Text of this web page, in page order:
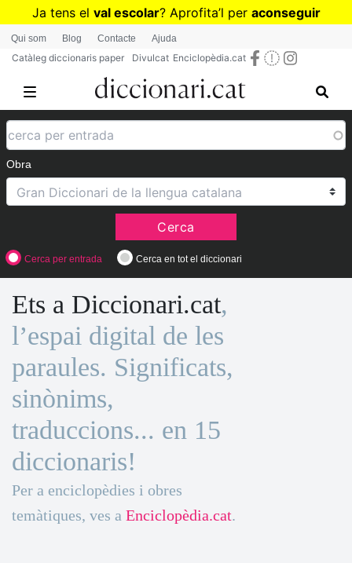
Vés
contingut
Ja tens el val escolar? Aprofita’l per aconseguir
diccionaris per a Primària o Secundària
Qui som Blog Contacte Ajuda
Catàleg diccionaris paper Divulcat Enciclopèdia.cat
Obra
Cerca
Cerca per entrada Cerca en tot el diccionari
Ets a Diccionari.cat,
l’espai digital de les
paraules. Significats,
sinònims,
traduccions... en 15
diccionaris!
Per a enciclopèdies i obres
temàtiques, ves a Enciclopèdia.cat.